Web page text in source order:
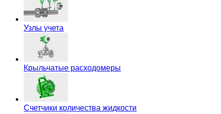
Узлы учета
Крыльчатые расходомеры
Счетчики количества жидкости